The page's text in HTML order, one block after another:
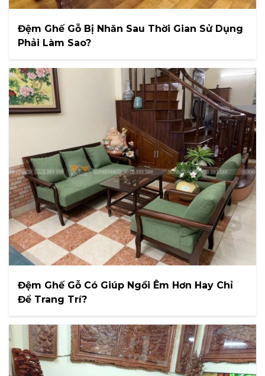
Đệm Ghế Gỗ Bị Nhăn Sau Thời Gian Sử Dụng
Phải Làm Sao?
Đệm Ghế Gỗ Có Giúp Ngồi Êm Hơn Hay Chỉ
Để Trang Trí?